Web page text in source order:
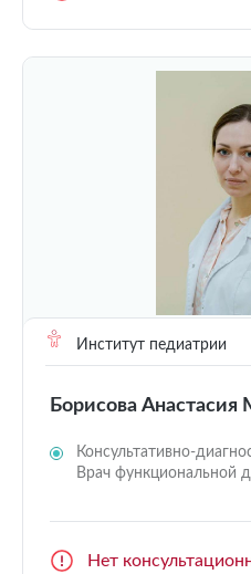
Институт педиатрии
Борисова Анастасия
Консультативно-
Врач функциональной
Нет